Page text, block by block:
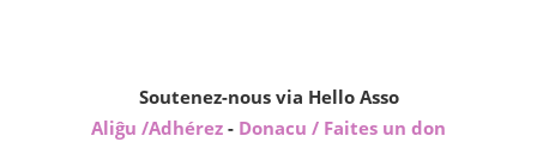
Soutenez-nous via Hello Asso
Aliĝu /Adhérez - Donacu / Faites un don